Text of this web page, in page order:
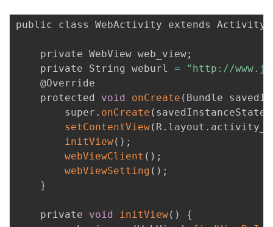
public class WebActivity extends Activity
    private WebView web_view
;
    private String weburl
=
"http://
    @Override
    protected
void onCreate ( Bundle
        super
. onCreate ( savedInstanceState
setContentView( R . layout .
initView( ) ;
webViewClient ( ) ;
webViewSetting ( ) ;
}
    private
void initView( )
{